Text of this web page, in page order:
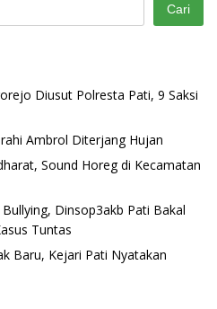
Cari
Diusut Polresta Pati, 9 Saksi
Ambrol Diterjang Hujan
Sound Horeg di Kecamatan
Dinsop3akb Pati Bakal
Tuntas
Baru, Kejari Pati Nyatakan